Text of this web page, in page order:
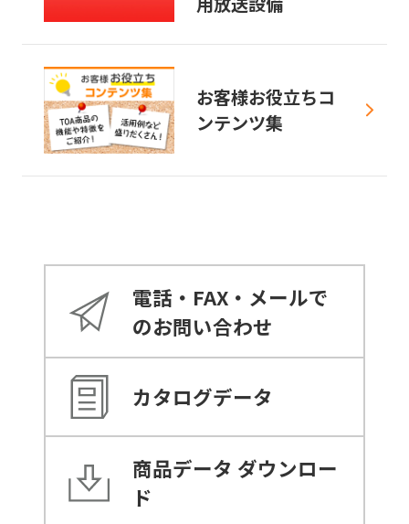
お客様お役立ちコ
ンテンツ集
電話・FAX・メールで
のお問い合わせ
カタログデータ
商品データ ダウンロー
ド